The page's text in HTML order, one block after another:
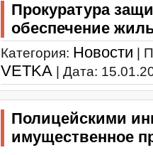
Прокуратура
обеспечение
Категория: Новости |
VETKA | Дата:
Полицейскими
имущественное